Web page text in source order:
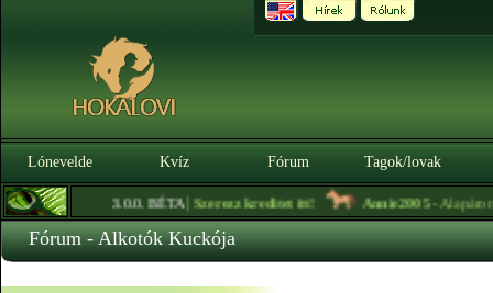
Lónevelde Kvíz Fórum Tagok/lovak
3.0.0. BÉTA |Szerezz kreditet itt! Annie2005- Alapáron
Fórum - Alkotók Kuckója